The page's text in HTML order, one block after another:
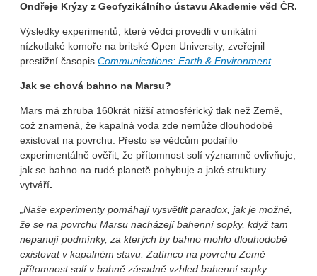
Ondřeje Krýzy z Geofyzikálního ústavu Akademie věd ČR.
Výsledky experimentů, které vědci provedli v unikátní
nízkotlaké komoře na britské Open University, zveřejnil
prestižní časopis Communications: Earth & Environment.
Jak se chová bahno na Marsu?
Mars má zhruba 160krát nižší atmosférický tlak než Země,
což znamená, že kapalná voda zde nemůže dlouhodobě
existovat na povrchu. Přesto se vědcům podařilo
experimentálně ověřit, že přítomnost solí významně ovlivňuje,
jak se bahno na rudé planetě pohybuje a jaké struktury
vytváří.
„Naše experimenty pomáhají vysvětlit paradox, jak je možné,
že se na povrchu Marsu nacházejí bahenní sopky, když tam
nepanují podmínky, za kterých by bahno mohlo dlouhodobě
existovat v kapalném stavu. Zatímco na povrchu Země
přítomnost solí v bahně zásadně vzhled bahenní sopky